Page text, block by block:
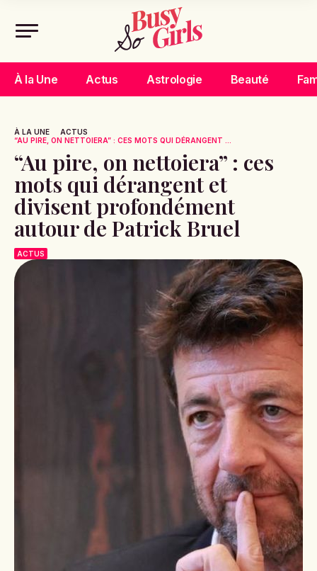
À la Une Actus Astrologie Beauté
À LA UNE
ACTUS
“AU PIRE, ON NETTOIERA” : CES MOTS QUI DÉRANGENT ...
“Au pire, on nettoiera” : ces
mots qui dérangent et
divisent profondément
autour de Patrick Bruel
ACTUS